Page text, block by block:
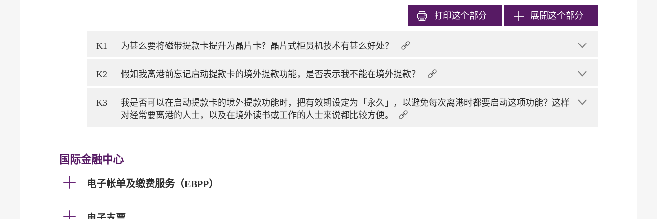
打印这个部分 展開这个部分
K1 为甚么要将磁带提款卡提升为晶片卡？晶片式柜员机技术有甚么好处？
K2 假如我离港前忘记启动提款卡的境外提款功能，是否表示我不能在境外提款？
K3
我是否可以在启动提款卡的境外提款功能时，把有效期设定为「永久」，以避免每次离港时都要启动这项功能？这样
对经常要离港的人士，以及在境外读书或工作的人士来说都比较方便。
国际金融中心
电子帐单及缴费服务（EBPP）